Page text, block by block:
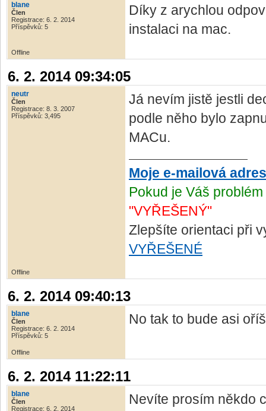
blane
Člen
Registrace: 6. 2. 2014
Příspěvků: 5
Díky z arychlou
instalaci na mac.
Offline
6. 2. 2014 09:34:05
neutr
Člen
Registrace: 8. 3. 2007
Příspěvků: 3,495
Já nevím jistě jestli
podle něho bylo
MACu.
Moje e-mailová
Pokud je Váš
"VYŘEŠENÝ"
Zlepšíte orientaci při
VYŘEŠENÉ
Offline
6. 2. 2014 09:40:13
blane
Člen
Registrace: 6. 2. 2014
Příspěvků: 5
No tak to bude asi
Offline
6. 2. 2014 11:22:11
blane
Člen
Registrace: 6. 2. 2014
Nevíte prosím někdo